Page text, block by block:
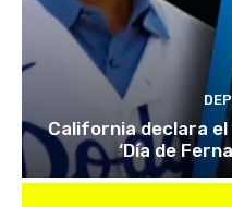
California declara el
‘Día de